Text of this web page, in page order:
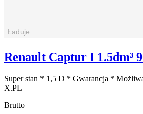
Renault Captur I 1.5dm³
Super stan * 1,5 D * Gwarancja *
X.PL
Brutto